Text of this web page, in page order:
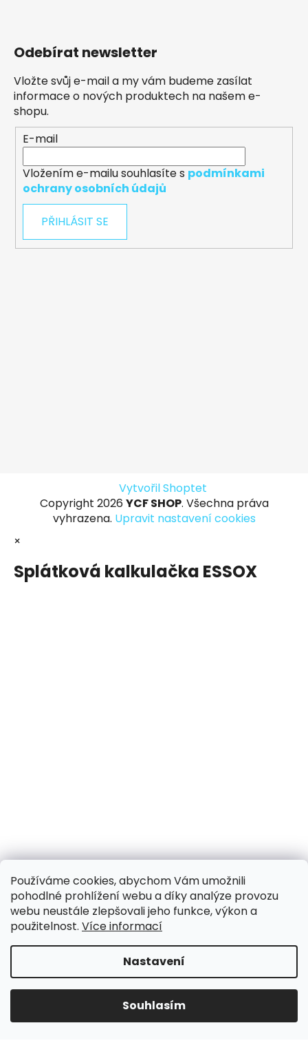
Používáme cookies, abychom Vám umožnili
pohodlné prohlížení webu a díky analýze provozu
webu neustále zlepšovali jeho funkce, výkon a
použitelnost. Více informací
Nastavení
Souhlasím
31.7.-8.8. DOVOLENÁ, objednávky a dotazy vyřídíme
po dovolené. Během dovolené nevyřizujeme
Odebírat newsletter
Vložte svůj e-mail a my vám budeme zasílat
informace o nových produktech na našem e-
shopu.
E-mail
Vložením e-mailu souhlasíte s podmínkami
ochrany osobních údajů
PŘIHLÁSIT SE
Vytvořil Shoptet
Copyright 2026 YCF SHOP. Všechna práva
vyhrazena. Upravit nastavení cookies
×
Splátková kalkulačka ESSOX